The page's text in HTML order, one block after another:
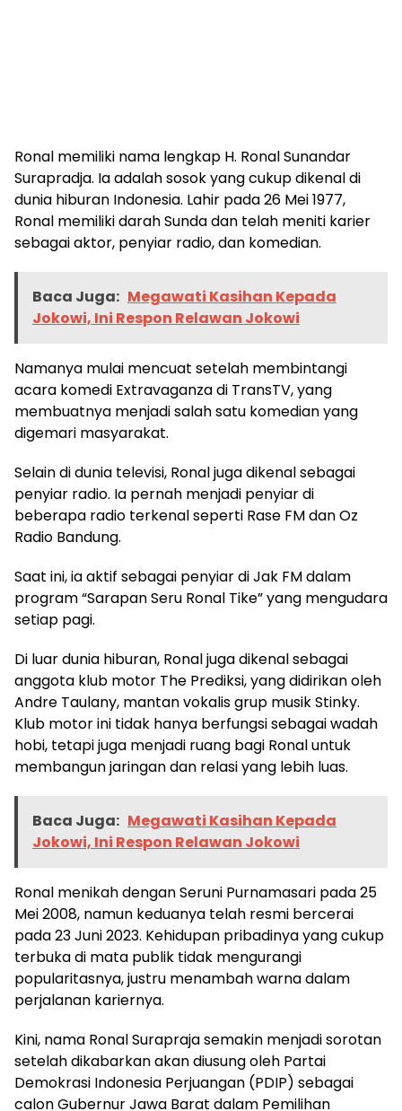
Ronal memiliki nama lengkap H. Ronal Sunandar
Surapradja. Ia adalah sosok yang cukup dikenal di
dunia hiburan Indonesia. Lahir pada 26 Mei 1977,
Ronal memiliki darah Sunda dan telah meniti karier
sebagai aktor, penyiar radio, dan komedian.
Baca Juga: Megawati Kasihan Kepada
Jokowi, Ini Respon Relawan Jokowi
Namanya mulai mencuat setelah membintangi
acara komedi Extravaganza di TransTV, yang
membuatnya menjadi salah satu komedian yang
digemari masyarakat.
Selain di dunia televisi, Ronal juga dikenal sebagai
penyiar radio. Ia pernah menjadi penyiar di
beberapa radio terkenal seperti Rase FM dan Oz
Radio Bandung.
Saat ini, ia aktif sebagai penyiar di Jak FM dalam
program “Sarapan Seru Ronal Tike” yang mengudara
setiap pagi.
Di luar dunia hiburan, Ronal juga dikenal sebagai
anggota klub motor The Prediksi, yang didirikan oleh
Andre Taulany, mantan vokalis grup musik Stinky.
Klub motor ini tidak hanya berfungsi sebagai wadah
hobi, tetapi juga menjadi ruang bagi Ronal untuk
membangun jaringan dan relasi yang lebih luas.
Baca Juga: Megawati Kasihan Kepada
Jokowi, Ini Respon Relawan Jokowi
Ronal menikah dengan Seruni Purnamasari pada 25
Mei 2008, namun keduanya telah resmi bercerai
pada 23 Juni 2023. Kehidupan pribadinya yang cukup
terbuka di mata publik tidak mengurangi
popularitasnya, justru menambah warna dalam
perjalanan kariernya.
Kini, nama Ronal Surapraja semakin menjadi sorotan
setelah dikabarkan akan diusung oleh Partai
Demokrasi Indonesia Perjuangan (PDIP) sebagai
calon Gubernur Jawa Barat dalam Pemilihan